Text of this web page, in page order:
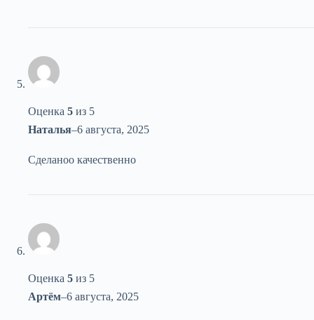
Оценка 5 из 5
Наталья–6 августа, 2025
Сделаноо качественно
Оценка 5 из 5
Артём–6 августа, 2025